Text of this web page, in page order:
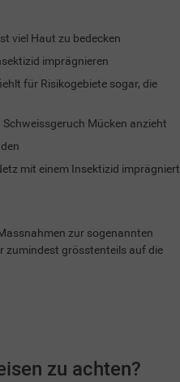
viel Haut zu bedecken
imprägnieren
für Risikogebiete sogar, die
Mücken anzieht
mit einem Insektizid imprägniert
zur sogenannten
zumindest grösstenteils auf die
zu achten?